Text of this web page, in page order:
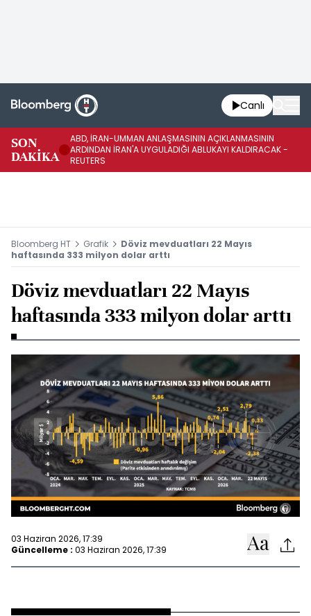
Canlı
SON
DAKİKA
ABD, İRAN-UMMAN ANLAŞMASININ AÇIKLANMASININ
ARDINDAN İRAN'A UYGULADIĞI ABLUKAYI KALDIRACAK -
REUTERS
Bloomberg HT Grafik
Döviz mevduatları 22 Mayıs
haftasında 333 milyon dolar arttı
Döviz mevduatları 22 Mayıs
haftasında 333 milyon dolar arttı
03 Haziran 2026, 17:39
Güncelleme : 03 Haziran 2026, 17:39